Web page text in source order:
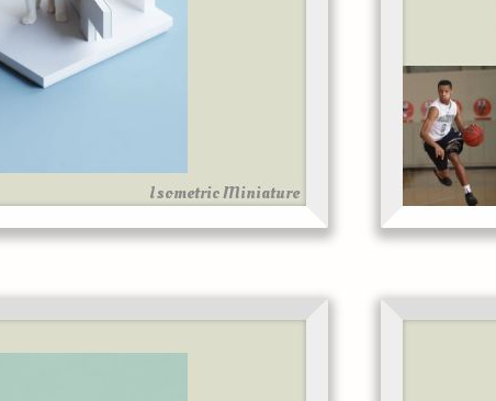
Isometric Miniature